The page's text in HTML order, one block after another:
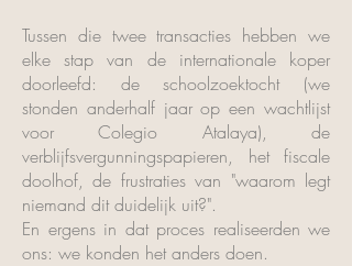
Tussen die twee transacties hebben we
elke stap van de internationale koper
doorleefd: de schoolzoektocht (we
stonden anderhalf jaar op een wachtlijst
voor Colegio Atalaya), de
verblijfsvergunningspapieren, het fiscale
doolhof, de frustraties van "waarom legt
niemand dit duidelijk uit?".
En ergens in dat proces realiseerden we
ons: we konden het anders doen.